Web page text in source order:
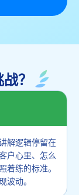
？
解逻辑停留在
户心里、怎么
着练的标准。
波动。